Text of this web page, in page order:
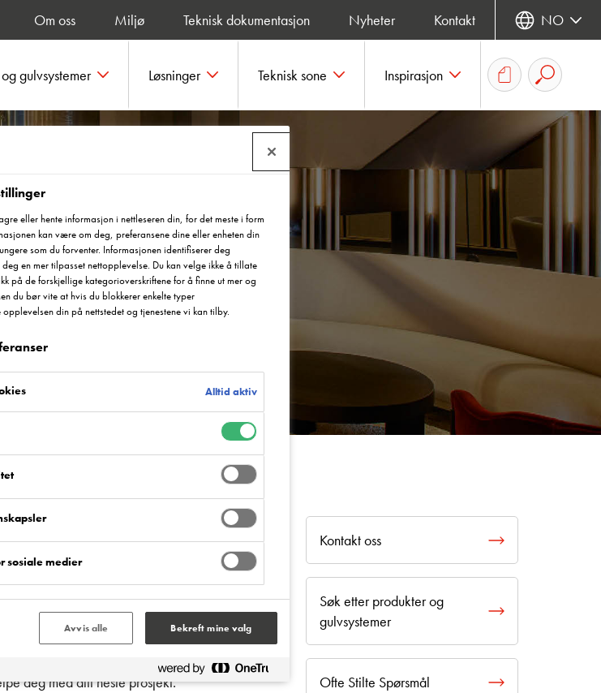
gulvsystemer Løsninger Teknisk sone Inspirasjon
Om oss Miljø Teknisk dokumentasjon Nyheter Kontakt NO
sektorer, uavhengig av skala og omfang.
til arkitekter og
høyprofilerte prosjekter vi har vært
deg med ditt neste prosjekt.
Kontakt oss
Søk etter produkter og
gulvsystemer
Ofte Stilte Spørsmål
eller hente informasjon i nettleseren din, for det meste i form
kan være om deg, preferansene dine eller enheten din
som du forventer. Informasjonen identifiserer deg
en mer tilpasset nettopplevelse. Du kan velge ikke å tillate
på de forskjellige kategorioverskriftene for å finne ut mer og
du bør vite at hvis du blokkerer enkelte typer
din på nettstedet og tjenestene vi kan tilby.
Alltid aktiv
sosiale medier
Avvis alle Bekreft mine valg